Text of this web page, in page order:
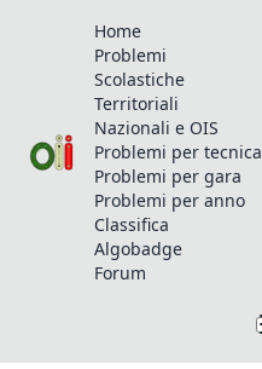
Home
Problemi
Scolastiche
Territoriali
Nazionali e OIS
Problemi per tecnica
Problemi per gara
Problemi per anno
Classifica
Algobadge
Forum